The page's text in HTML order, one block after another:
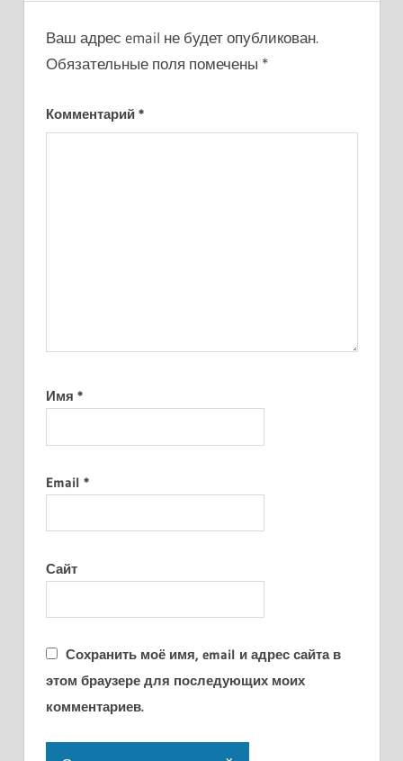
Ваш адрес email не будет опубликован.
Обязательные поля помечены *
Комментарий *
Имя *
Email *
Сайт
Сохранить моё имя, email и адрес сайта в
этом браузере для последующих моих
комментариев.